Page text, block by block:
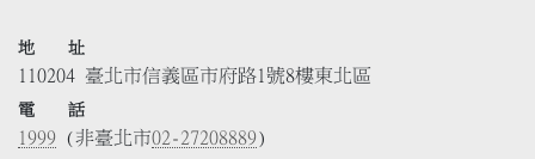
地 址
110204 臺北市信義區市府路1號8樓東北區
電 話
1999 (非臺北市02-27208889)